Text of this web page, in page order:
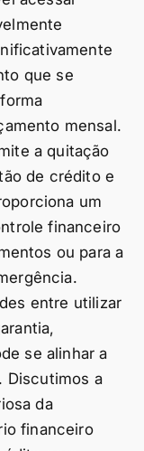
que se
mensal.
a quitação
de crédito e
um
financeiro
ou para a
entre utilizar
se alinhar a
Discutimos a
da
financeiro